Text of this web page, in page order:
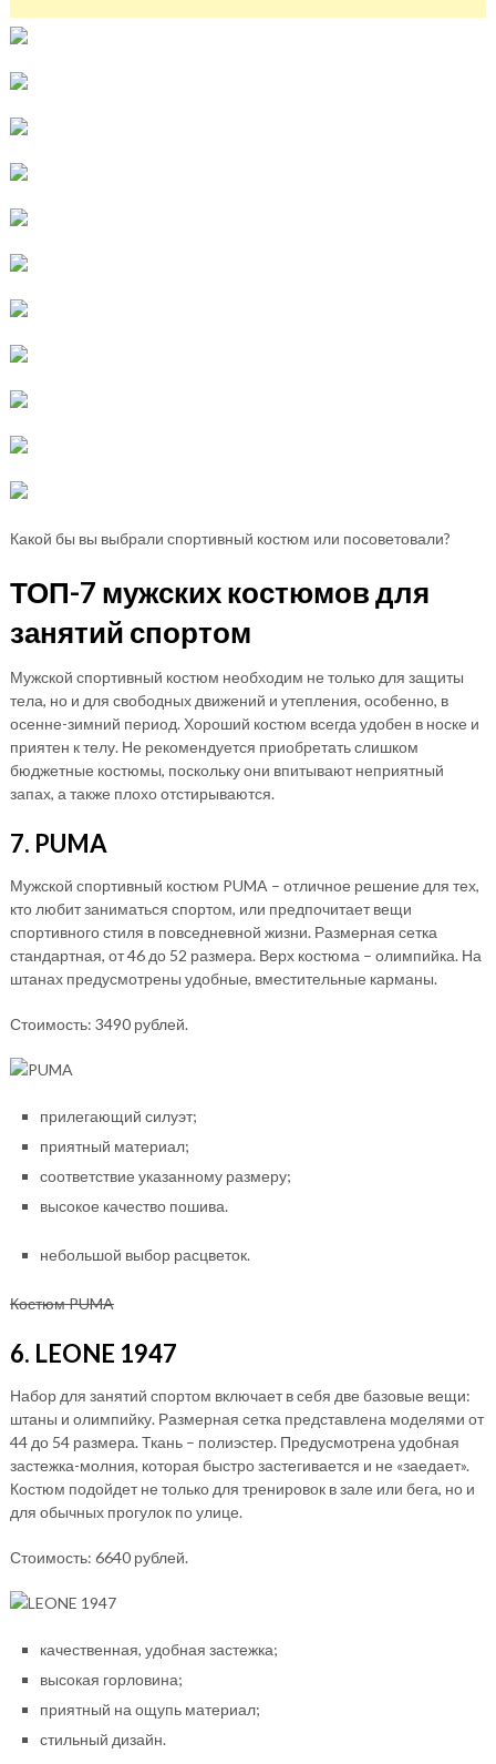
Какой бы вы выбрали спортивный костюм или посоветовали?
ТОП-7 мужских костюмов для
занятий спортом
Мужской спортивный костюм необходим не только для защиты
тела, но и для свободных движений и утепления, особенно, в
осенне-зимний период. Хороший костюм всегда удобен в носке и
приятен к телу. Не рекомендуется приобретать слишком
бюджетные костюмы, поскольку они впитывают неприятный
запах, а также плохо отстирываются.
7. PUMA
Мужской спортивный костюм PUMA – отличное решение для тех,
кто любит заниматься спортом, или предпочитает вещи
спортивного стиля в повседневной жизни. Размерная сетка
стандартная, от 46 до 52 размера. Верх костюма – олимпийка. На
штанах предусмотрены удобные, вместительные карманы.
Стоимость: 3490 рублей.
прилегающий силуэт;
приятный материал;
соответствие указанному размеру;
высокое качество пошива.
небольшой выбор расцветок.
Костюм PUMA
6. LEONE 1947
Набор для занятий спортом включает в себя две базовые вещи:
штаны и олимпийку. Размерная сетка представлена моделями от
44 до 54 размера. Ткань – полиэстер. Предусмотрена удобная
застежка-молния, которая быстро застегивается и не «заедает».
Костюм подойдет не только для тренировок в зале или бега, но и
для обычных прогулок по улице.
Стоимость: 6640 рублей.
качественная, удобная застежка;
высокая горловина;
приятный на ощупь материал;
стильный дизайн.